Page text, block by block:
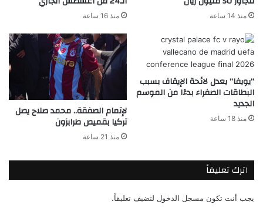
منذ 14 ساعة منذ 16 ساعة
“يويفا” يعدل لائحة الإيقاف بسبب
البطاقات الصفراء بدءًا من الموسم
الجديد
منذ 18 ساعة لإتمام الصفقة.. محمد صلاح يصل
تركيا بقميص طرابزون
منذ 21 ساعة
اترك تعليقاً
يجب أنت تكون مسجل الدخول لتضيف تعليقاً.